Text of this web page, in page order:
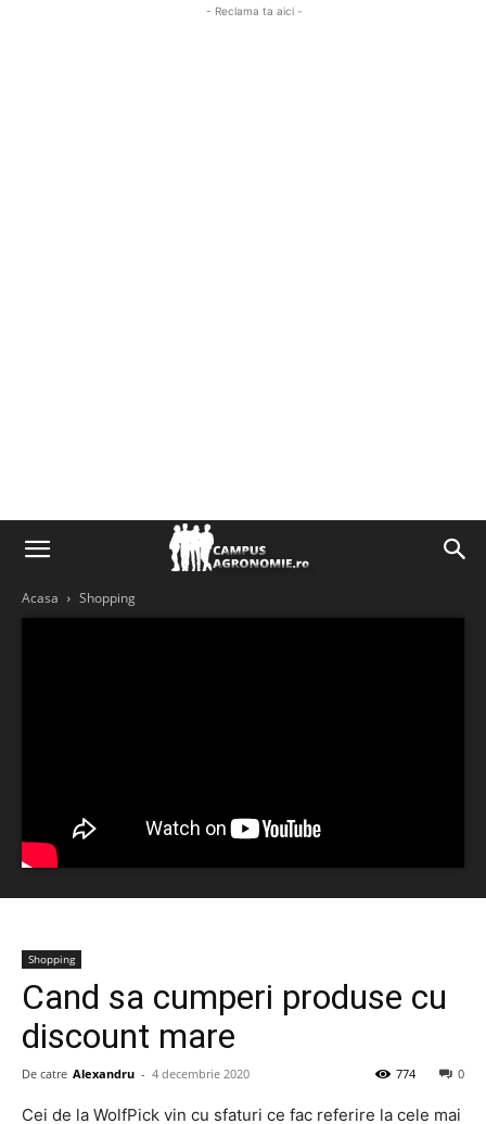
- Reclama ta aici -
Acasa Shopping
Shopping
Cand sa cumperi produse cu
discount mare
De catre Alexandru - 4 decembrie 2020 0
774
Cei de la WolfPick vin cu sfaturi ce fac referire la cele mai